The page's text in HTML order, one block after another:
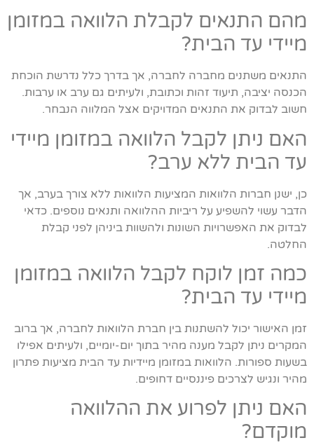
מהם התנאים לקבלת הלוואה במזומן
מיידי עד הבית?
התנאים משתנים מחברה לחברה, אך בדרך כלל נדרשת הוכחת
הכנסה יציבה, תיעוד זהות וכתובת, ולעיתים גם ערב או ערבות.
חשוב לבדוק את התנאים המדויקים אצל המלווה הנבחר.
האם ניתן לקבל הלוואה במזומן מיידי
עד הבית ללא ערב?
כן, ישנן חברות הלוואות המציעות הלוואות ללא צורך בערב, אך
הדבר עשוי להשפיע על ריביות ההלוואה ותנאים נוספים. כדאי
לבדוק את האפשרויות השונות ולהשוות ביניהן לפני קבלת
החלטה.
כמה זמן לוקח לקבל הלוואה במזומן
מיידי עד הבית?
זמן האישור יכול להשתנות בין חברת הלוואות לחברה, אך ברוב
המקרים ניתן לקבל מענה מהיר בתוך יום-יומיים, ולעיתים אפילו
בשעות ספורות. הלוואות במזומן מיידיות עד הבית מציעות פתרון
מהיר ונגיש לצרכים פיננסיים דחופים.
האם ניתן לפרוע את ההלוואה
מוקדם?